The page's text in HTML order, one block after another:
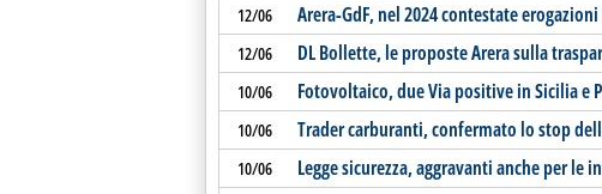
12/06 Arera-GdF, nel 2024 contestate
12/06 DL Bollette, le proposte Arera sulla
10/06 Fotovoltaico, due Via positive in Sicilia e
10/06 Trader carburanti, confermato lo stop
10/06 Legge sicurezza, aggravanti anche per le